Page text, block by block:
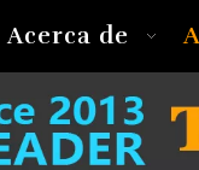
Acerca de